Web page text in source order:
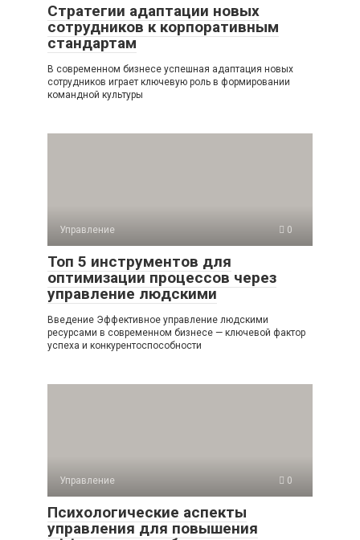
Стратегии адаптации новых
сотрудников к корпоративным
стандартам
В современном бизнесе успешная адаптация новых
сотрудников играет ключевую роль в формировании
командной культуры
Управление 0
Топ 5 инструментов для
оптимизации процессов через
управление людскими
Введение Эффективное управление людскими
ресурсами в современном бизнесе — ключевой фактор
успеха и конкурентоспособности
Управление 0
Психологические аспекты
управления для повышения